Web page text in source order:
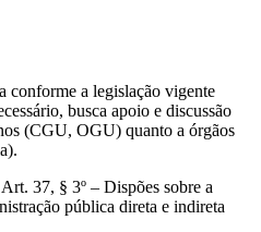
conforme a legislação vigente
busca apoio e discussão
(CGU, OGU) quanto a órgãos
37, § 3º – Dispões sobre a
pública direta e indireta